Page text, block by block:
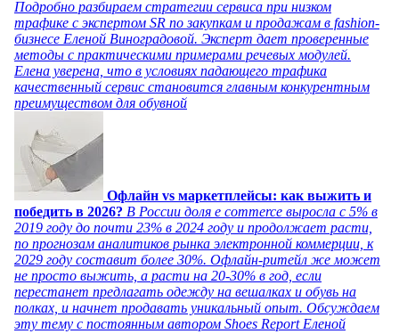
Подробно разбираем стратегии сервиса при низком
трафике с экспертом SR по закупкам и продажам в fashion-
бизнесе Еленой Виноградовой. Эксперт дает проверенные
методы с практическими примерами речевых модулей.
Елена уверена, что в условиях падающего трафика
качественный сервис становится главным конкурентным
преимуществом для обувной
Офлайн vs маркетплейсы: как выжить и
победить в 2026? В России доля e commerce выросла с 5% в
2019 году до почти 23% в 2024 году и продолжает расти,
по прогнозам аналитиков рынка электронной коммерции, к
2029 году составит более 30%. Офлайн-ритейл же может
не просто выжить, а расти на 20-30% в год, если
перестанет предлагать одежду на вешалках и обувь на
полках, и начнет продавать уникальный опыт. Обсуждаем
эту тему с постоянным автором Shoes Report Еленой